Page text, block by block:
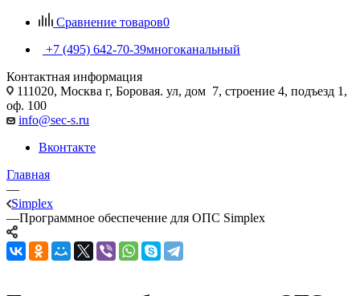
Сравнение товаров0
+7 (495) 642-70-39многоканальный
Контактная информация
111020, Москва г, Боровая. ул, дом 7, строение 4, подъезд 1,
оф. 100
info@sec-s.ru
Вконтакте
Главная
—
Simplex
—Программное обеспечение для ОПС Simplex